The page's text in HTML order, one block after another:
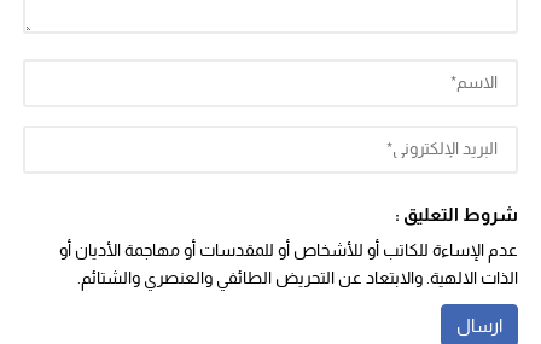
شروط التعليق :
عدم الإساءة للكاتب أو للأشخاص أو للمقدسات أو مهاجمة الأديان أو
الذات الالهية. والابتعاد عن التحريض الطائفي والعنصري والشتائم.